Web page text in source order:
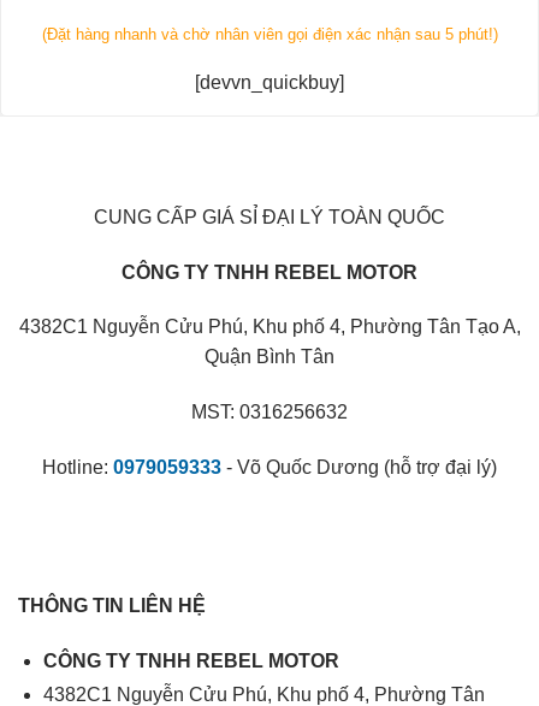
(Đặt hàng nhanh và chờ nhân viên gọi điện xác nhận sau 5 phút!)
[devvn_quickbuy]
CUNG CẤP GIÁ SỈ ĐẠI LÝ TOÀN QUỐC
CÔNG TY TNHH REBEL MOTOR
4382C1 Nguyễn Cửu Phú, Khu phố 4, Phường Tân Tạo A,
Quận Bình Tân
MST: 0316256632
Hotline: 0979059333 - Võ Quốc Dương (hỗ trợ đại lý)
THÔNG TIN LIÊN HỆ
CÔNG TY TNHH REBEL MOTOR
4382C1 Nguyễn Cửu Phú, Khu phố 4, Phường Tân